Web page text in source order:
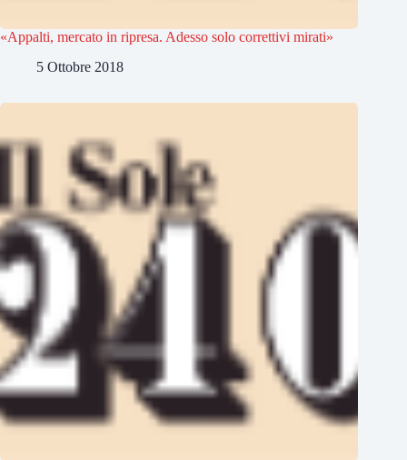
«Appalti, mercato in ripresa. Adesso solo correttivi mirati»
5 Ottobre 2018